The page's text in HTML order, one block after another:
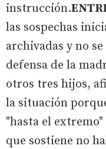
instrucción.
las sospechas
archivadas y no
defensa de la
otros tres hijos,
la situación
"hasta el
que sostiene no